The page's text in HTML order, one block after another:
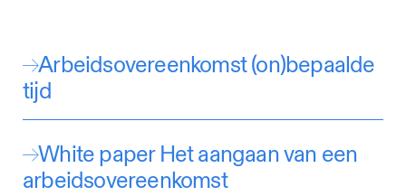
Arbeidsovereenkomst (on)bepaalde
tijd
White paper Het aangaan van een
arbeidsovereenkomst